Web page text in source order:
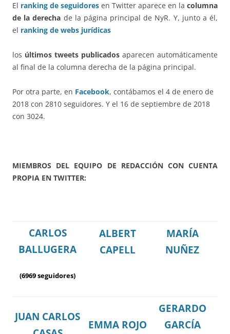
El ranking de seguidores en Twitter aparece en la columna
de laderecha de la página principal de NyR. Y, junto a él,
el ranking de webs jurídicas
los últimos tweets publicados aparecen automáticamente
al final de la columna derecha de la página principal.
Por otra parte, en Facebook, contábamos el 4 de enero de
2018 con 2810 seguidores. Y el 16 de septiembre de 2018
con 3024.
MIEMBROS DEL EQUIPO DE REDACCIÓN CON CUENTA
PROPIA EN TWITTER:
CARLOS
BALLUGERA
(6969 seguidores)
ALBERT
CAPELL
MARÍA
NUÑEZ
JUAN CARLOS
EMMA ROJO
GERARDO
GARCÍA